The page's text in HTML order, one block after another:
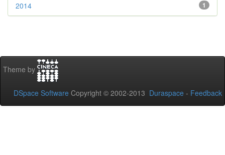
1
2014
Theme by
DSpace Software Copyright © 2002-2013 Duraspace - Feedback